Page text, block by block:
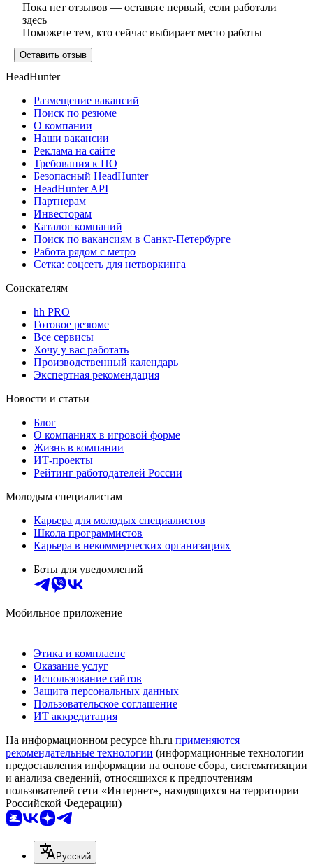
Пока нет отзывов — оставьте первый, если работали
здесь
Поможете тем, кто сейчас выбирает место работы
Оставить отзыв
HeadHunter
Размещение вакансий
Поиск по резюме
О компании
Наши вакансии
Реклама на сайте
Требования к ПО
Безопасный HeadHunter
HeadHunter API
Партнерам
Инвесторам
Каталог компаний
Поиск по вакансиям в Санкт-Петербурге
Работа рядом с метро
Сетка: соцсеть для нетворкинга
Соискателям
hh PRO
Готовое резюме
Все сервисы
Хочу у вас работать
Производственный календарь
Экспертная рекомендация
Новости и статьи
Блог
О компаниях в игровой форме
Жизнь в компании
ИТ-проекты
Рейтинг работодателей России
Молодым специалистам
Карьера для молодых специалистов
Школа программистов
Карьера в некоммерческих организациях
Боты для уведомлений
Мобильное приложение
Этика и комплаенс
Оказание услуг
Использование сайтов
Защита персональных данных
Пользовательское соглашение
ИТ аккредитация
На информационном ресурсе hh.ru применяются
рекомендательные технологии (информационные технологии
предоставления информации на основе сбора, систематизации
и анализа сведений, относящихся к предпочтениям
пользователей сети «Интернет», находящихся на территории
Российской Федерации)
Русский